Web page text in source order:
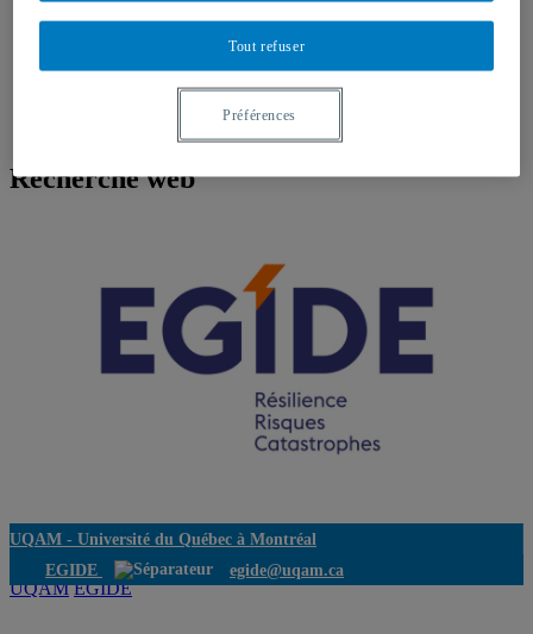
Recherche web
UQAM - Université du Québec à Montréal
EGIDE
egide@uqam.ca
UQAM EGIDE
Tout refuser
Préférences